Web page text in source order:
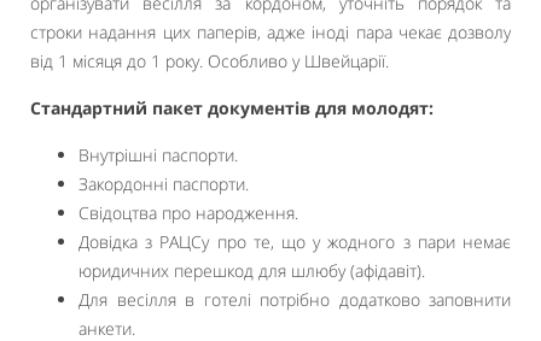
строки надання цих паперів, адже іноді пара чекає дозволу
від 1 місяця до 1 року. Особливо у Швейцарії.
Стандартний пакет документів для молодят:
Внутрішні паспорти.
Закордонні паспорти.
Свідоцтва про народження.
Довідка з РАЦСу про те, що у жодного з пари немає
юридичних перешкод для шлюбу (афідавіт).
Для весілля в готелі потрібно додатково заповнити
анкети.